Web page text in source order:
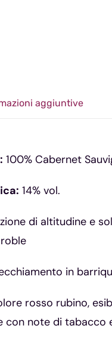
aggiuntive
100% Cabernet
14% vol.
di altitudine e
in
rosso rubino,
con note di tabacco